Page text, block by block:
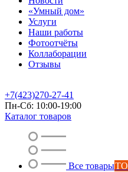
«Умный дом»
Услуги
Наши работы
Фотоотчёты
Коллаборации
Отзывы
+7(423)270-27-41
Пн-Сб: 10:00-19:00
Каталог товаров
Все товары